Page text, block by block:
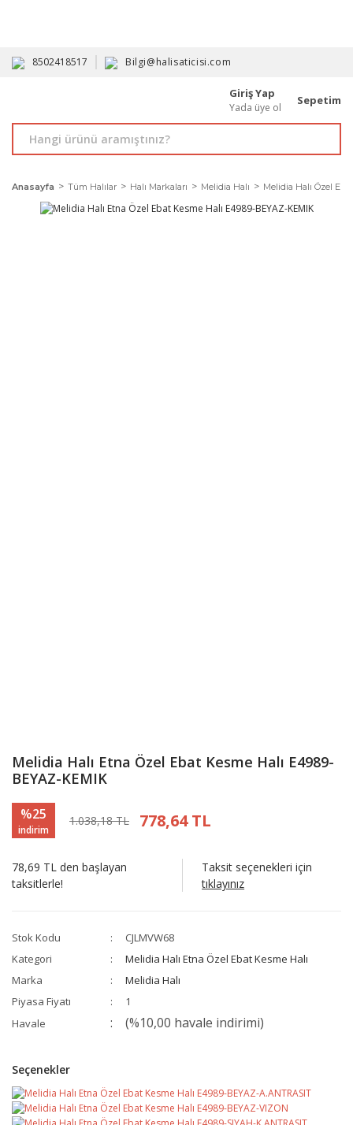
8502418517 Bilgi@halisaticisi.com
Giriş Yap
Yada üye ol
Sepetim
Anasayfa Tüm Halılar Halı Markaları Melidia Halı Melidia Halı Özel
Melidia Halı Etna Özel Ebat Kesme Halı E4989-
BEYAZ-KEMIK
%25
indirim
1.038,18 TL 778,64 TL
78,69 TL den başlayan
taksitlerle!
Taksit seçenekleri için
tıklayınız
Stok Kodu
CJLMVW68
Kategori
Melidia Halı Etna Özel Ebat Kesme Halı
Marka
Melidia Halı
Piyasa Fiyatı
1
Havale
(%10,00 havale indirimi)
Seçenekler